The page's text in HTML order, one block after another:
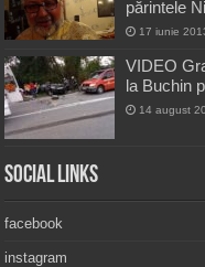
părintele
17 iunie
VIDEO
la Buchin
14 august
Social Links
facebook
instagram